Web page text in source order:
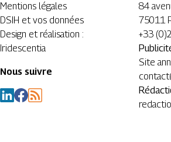
Mentions légales
DSIH et vos données
Design et réalisation :
Iridescentia
Nous suivre
84
75011
+33
Site